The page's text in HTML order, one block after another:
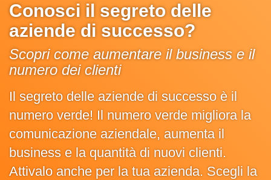
Conosci il segreto delle
aziende di successo?
Scopri come aumentare il business e il
numero dei clienti
Il segreto delle aziende di successo è il
numero verde! Il numero verde migliora la
comunicazione aziendale, aumenta il
business e la quantità di nuovi clienti.
Attivalo anche per la tua azienda. Scegli la